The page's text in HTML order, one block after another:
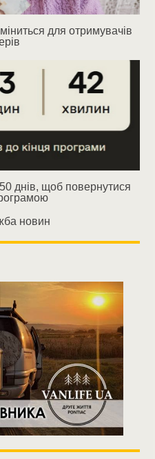
для отримувачів
днів, щоб повернутися
новин